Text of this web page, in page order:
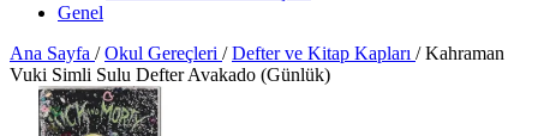
Genel
Ana Sayfa / Okul Gereçleri / Defter ve Kitap Kapları / Kahraman
Vuki Simli Sulu Defter Avakado (Günlük)